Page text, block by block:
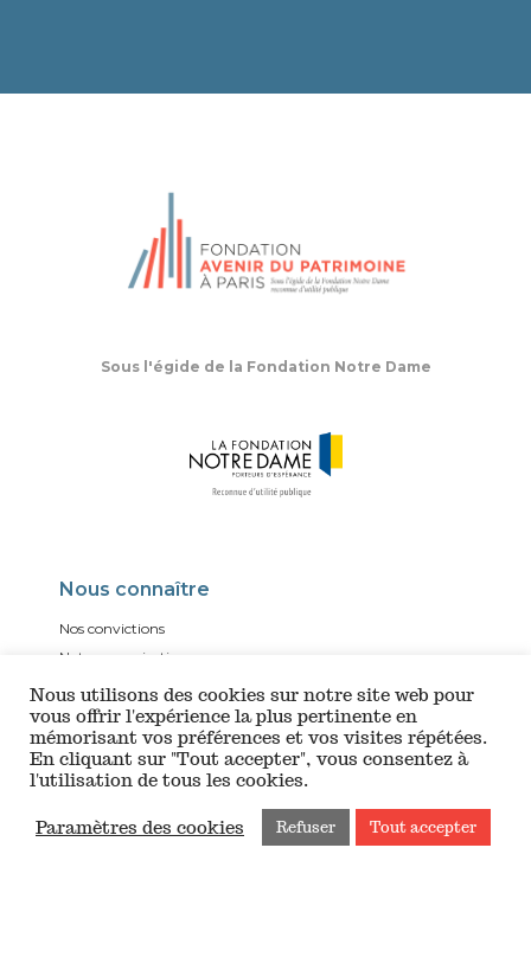
Sous l'égide de la Fondation Notre Dame
Nous connaître
Nos convictions
Notre organisation
Nos comptes
Nos chantiers
Nous utilisons des cookies sur notre site web pour
vous offrir l'expérience la plus pertinente en
mémorisant vos préférences et vos visites répétées.
En cliquant sur "Tout accepter", vous consentez à
l'utilisation de tous les cookies.
Paramètres des cookies Refuser Tout accepter